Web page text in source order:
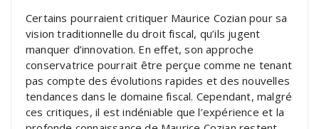
Certains pourraient critiquer Maurice Cozian pour sa
vision traditionnelle du droit fiscal, qu’ils jugent
manquer d’innovation. En effet, son approche
conservatrice pourrait être perçue comme ne tenant
pas compte des évolutions rapides et des nouvelles
tendances dans le domaine fiscal. Cependant, malgré
ces critiques, il est indéniable que l’expérience et la